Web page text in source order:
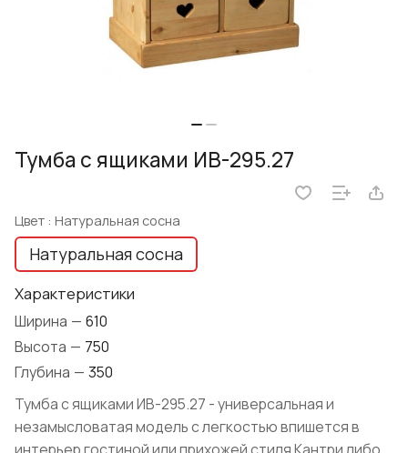
Тумба с ящиками ИВ-295.27
Цвет : Натуральная сосна
Натуральная сосна
Характеристики
Ширина — 610
Высота — 750
Глубина — 350
Тумба с ящиками ИВ-295.27 - универсальная и
незамысловатая модель с легкостью впишется в